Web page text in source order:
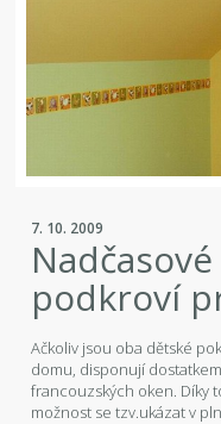
7. 10. 2009
podkroví
Ačkoliv jsou oba dětské
domu, disponují
francouzských oken. Díky
možnost se tzv.ukázat v